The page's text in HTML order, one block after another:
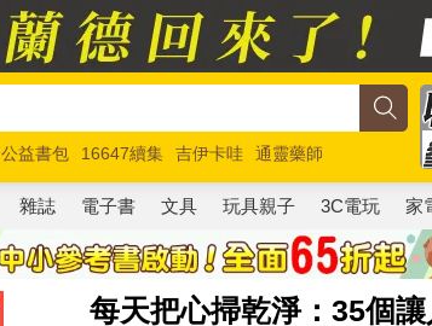
公益書包 16647續集 吉伊卡哇
通靈藥師
馬斯克 玩具總動員5 超慢跑
雜誌 電子書 文具 玩具親子 3C電玩 家
每天把心掃乾淨：35個